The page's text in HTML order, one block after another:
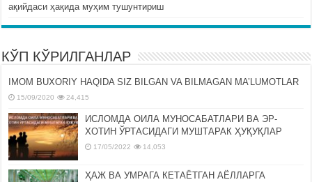
ақийдаси ҳақида муҳим тушунтириш
КЎП КЎРИЛГАНЛАР
IMOM BUXORIY HAQIDA SIZ BILGAN VA BILMAGAN MA’LUMOTLAR
15/09/2020 24,415
ИСЛОМДА ОИЛА МУНОСАБАТЛАРИ ВА ЭР-
ХОТИН ЎРТАСИДАГИ МУШТАРАК ҲУҚУҚЛАР
17/05/2022 14,053
ҲАЖ ВА УМРАГА КЕТАЁТГАН АЁЛЛАРГА